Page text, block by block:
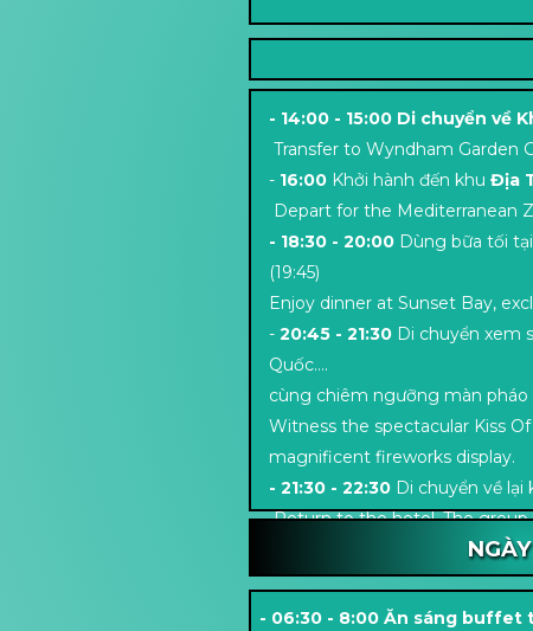
- 14:00 - 15:00 Di chuyển về
Transfer to Wyndham Garden
- 16:00 Khởi hành đến khuĐịa
Depart for the Mediterranean
- 18:30 - 20:00 Dùng bữa tối
(19:45)
Enjoy dinner at Sunset Bay,
-20:45 - 21:30 Di chuyển xem
Quốc….
cùng chiêm ngưỡng màn pháo
Witness the spectacular Kiss
magnificent fireworks display.
- 21:30 - 22:30 Di chuyển về
Return to the hotel. The group
- 06:30 - 8:00 Ăn sáng buffet